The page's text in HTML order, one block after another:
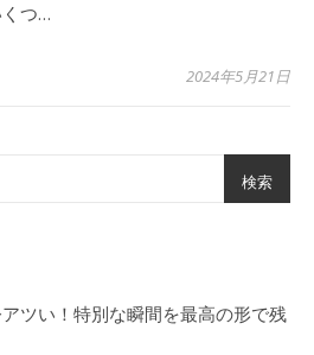
つ…
2024年5月21日
検索
ツい！特別な瞬間を最高の形で残